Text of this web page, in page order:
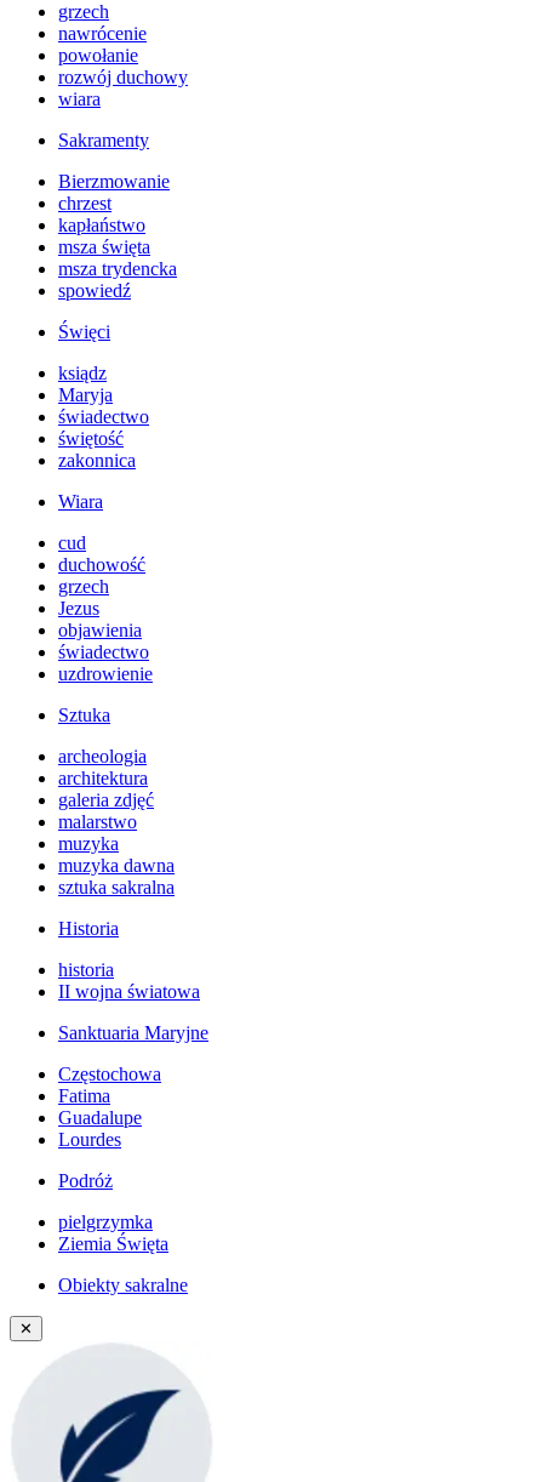
grzech
nawrócenie
powołanie
rozwój duchowy
wiara
Sakramenty
Bierzmowanie
chrzest
kapłaństwo
msza święta
msza trydencka
spowiedź
Święci
ksiądz
Maryja
świadectwo
świętość
zakonnica
Wiara
cud
duchowość
grzech
Jezus
objawienia
świadectwo
uzdrowienie
Sztuka
archeologia
architektura
galeria zdjęć
malarstwo
muzyka
muzyka dawna
sztuka sakralna
Historia
historia
II wojna światowa
Sanktuaria Maryjne
Częstochowa
Fatima
Guadalupe
Lourdes
Podróż
pielgrzymka
Ziemia Święta
Obiekty sakralne
✕